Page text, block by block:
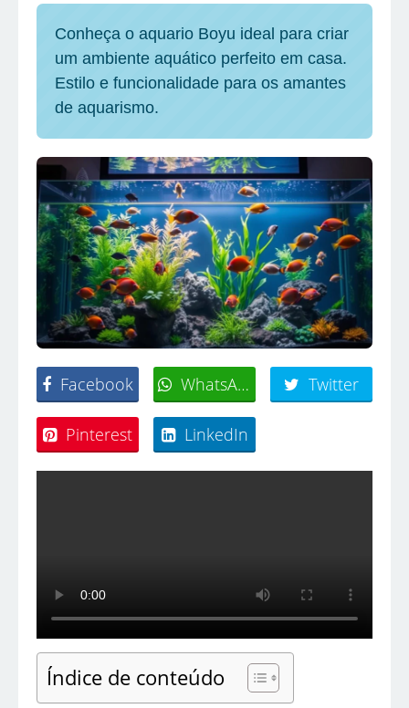
Conheça o aquario Boyu ideal para criar
um ambiente aquático perfeito em casa.
Estilo e funcionalidade para os amantes
de aquarismo.
Facebook WhatsApp Twitter
Pinterest LinkedIn
Índice de conteúdo